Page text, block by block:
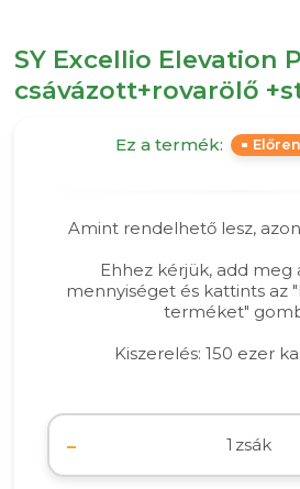
SY Excellio Elevation
csávázott+rovarölő
Ez a termék:
Amint rendelhető lesz,
Ehhez kérjük, add meg
mennyiséget és kattints az
terméket"
Kiszerelés: 150 ezer
- zsák